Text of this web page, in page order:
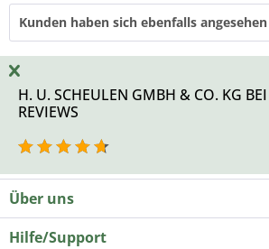
Kunden haben sich ebenfalls angesehen
H. U. SCHEULEN GMBH & CO. KG
REVIEWS
Über uns
Hilfe/Support